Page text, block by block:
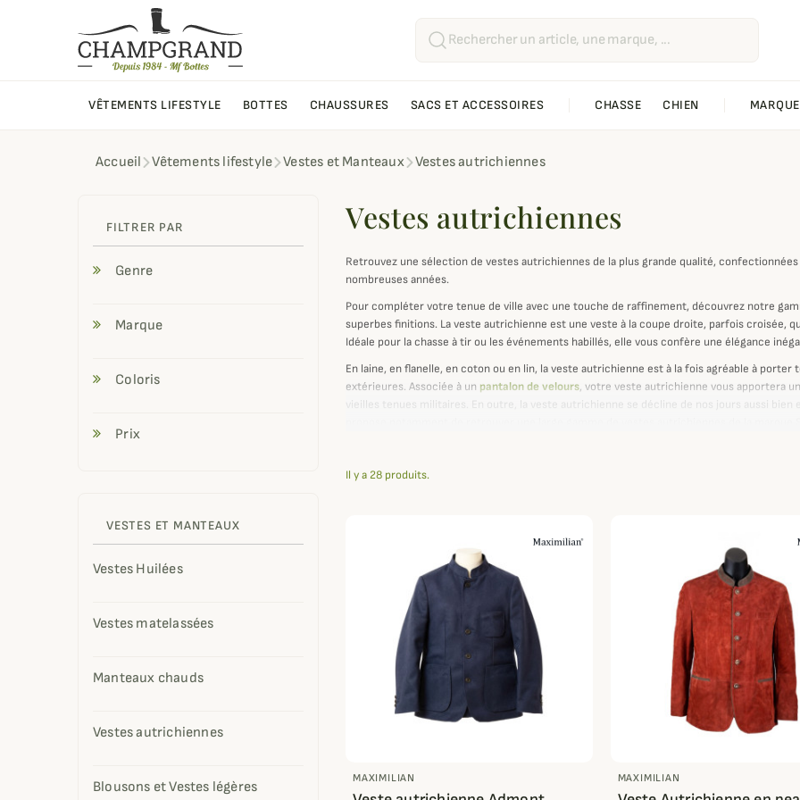
VÊTEMENTS LIFESTYLE BOTTES CHAUSSURES SACS ET ACCESSOIRES CHASSE CHIEN
Accueil Vêtements lifestyle Vestes et Manteaux Vestes autrichiennes
FILTRER PAR
Genre
Marque
Coloris
Prix
VESTES ET MANTEAUX
Vestes Huilées
Vestes matelassées
Manteaux chauds
Vestes autrichiennes
Blousons et Vestes légères
Vestes autrichiennes
Retrouvez une sélection de vestes autrichiennes de la plus grande qualité,
nombreuses années.
Pour compléter votre tenue de ville avec une touche de raffinement, découvrez notre
superbes finitions. La veste autrichienne est une veste à la coupe droite, parfois croisée,
Idéale pour la chasse à tir ou les événements habillés, elle vous confère une élégance
En laine, en flanelle, en coton ou en lin, la veste autrichienne est à la fois agréable à
extérieures. Associée à un pantalon de velours, votre veste autrichienne vous apportera
vieilles tenues militaires. En outre, la veste autrichienne se décline de nos jours aussi bien
Les hommes apprécieront par exemple le modèle Ferdi ou encore la veste Luciano.
des
gilets
Il y a 28 produits.
MAXIMILIAN MAXIMILIAN